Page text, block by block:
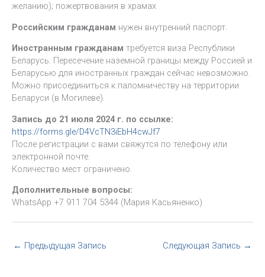
желанию); пожертвования в храмах
Российским гражданам нужен внутренний паспорт.
Иностранным гражданам требуется виза Республики
Беларусь. Пересечение наземной границы между Россией и
Беларусью для иностранных граждан сейчас невозможно.
Можно присоединиться к паломничеству на территории
Беларуси (в Могилеве).
Запись до 21 июля 2024 г. по ссылке:
https://forms.gle/D4VcTN3iEbH4cwJf7
После регистрации с вами свяжутся по телефону или
электронной почте.
Количество мест ограничено.
Дополнительные вопросы:
WhatsApp +7 911 704 5344 (Мария Касьяненко)
← Предыдущая Запись Следующая Запись →